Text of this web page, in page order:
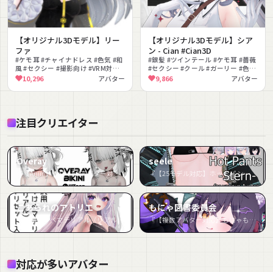
【オリジナル3Dモデル】リー
ファ
#ケモ耳 #チャイナドレス #色気 #和
風 #セクシー #撮影向け #VRM対応
#PSD付き #オッドアイ #むちむち
10,296 アバター
【オリジナル3Dモデル】シア
ン - Cian #Cian3D
#銀髪 #ツインテール #ケモ耳 #薔薇
#セクシー #クール #ガーリー #色変
え #PSD付き #VRM対応
9,866 アバター
注目クリエイター
Overay
『【Animation】【 9アバター対応】 Overay Bikini 【VRChat想定】』など117件
seele
『【25モデル対応】ホットパンツ・シュテルン - Hot Pants -Stern- For 25 Avatar』など90件
こあられのアトリエ
『汎用スケベマテリアル（リアルタイプ）』など68件
もにゃ図書委員会
『【複数アバター対応】もにゃもにゃジャケット２』など62件
対応が多いアバター